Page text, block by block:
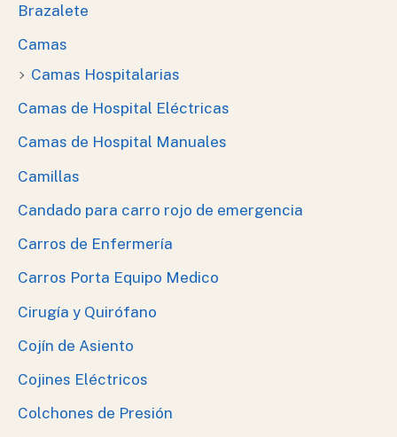
Brazalete
Camas
Camas Hospitalarias
Camas de Hospital Eléctricas
Camas de Hospital Manuales
Camillas
Candado para carro rojo de emergencia
Carros de Enfermería
Carros Porta Equipo Medico
Cirugía y Quirófano
Cojín de Asiento
Cojines Eléctricos
Colchones de Presión